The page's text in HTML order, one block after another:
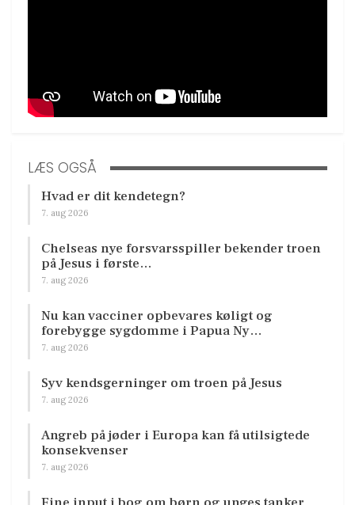
LÆS OGSÅ
Hvad er dit kendetegn?
7. aug 2026
Chelseas nye forsvarsspiller bekender troen
på Jesus i første…
7. aug 2026
Nu kan vacciner opbevares køligt og
forebygge sygdomme i Papua Ny…
7. aug 2026
Syv kendsgerninger om troen på Jesus
7. aug 2026
Angreb på jøder i Europa kan få utilsigtede
konsekvenser
7. aug 2026